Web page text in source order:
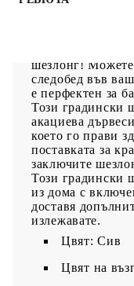
шезлонг! Можете
следобед във
е перфектен за
Този градински
акациева
което го прави
поставката за
заключите
Този градински
из дома с
доставя
излежавате.
Цвят: Сив
Цвят на